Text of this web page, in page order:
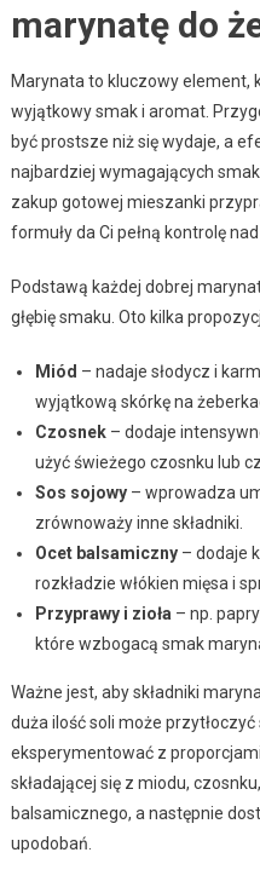
marynatę do
Marynata to kluczowy element,
wyjątkowy smak i aromat.
być prostsze niż się wydaje, a
najbardziej wymagających
zakup gotowej mieszanki
formuły da Ci pełną kontrolę
Podstawą każdej dobrej
głębię smaku. Oto kilka
Miód – nadaje słodycz i
wyjątkową skórkę na
Czosnek– dodaje
użyć świeżego czosnku lub
Sos sojowy– wprowadza
zrównoważy inne składniki.
Ocet balsamiczny– dodaje
rozkładzie włókien mięsa i
Przyprawy i zioła – np.
które wzbogacą smak
Ważne jest, aby składniki
duża ilość soli może
eksperymentować z
składającej się z miodu,
balsamicznego, a następnie
upodobań.